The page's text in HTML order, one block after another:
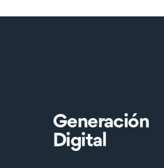
Generación
Digital